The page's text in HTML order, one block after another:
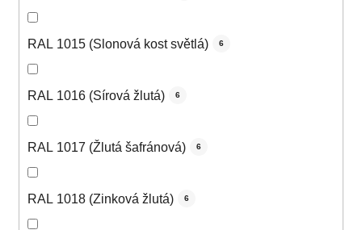
RAL 1015 (Slonová kost světlá) 6
RAL 1016 (Sírová žlutá) 6
RAL 1017 (Žlutá šafránová) 6
RAL 1018 (Zinková žlutá) 6